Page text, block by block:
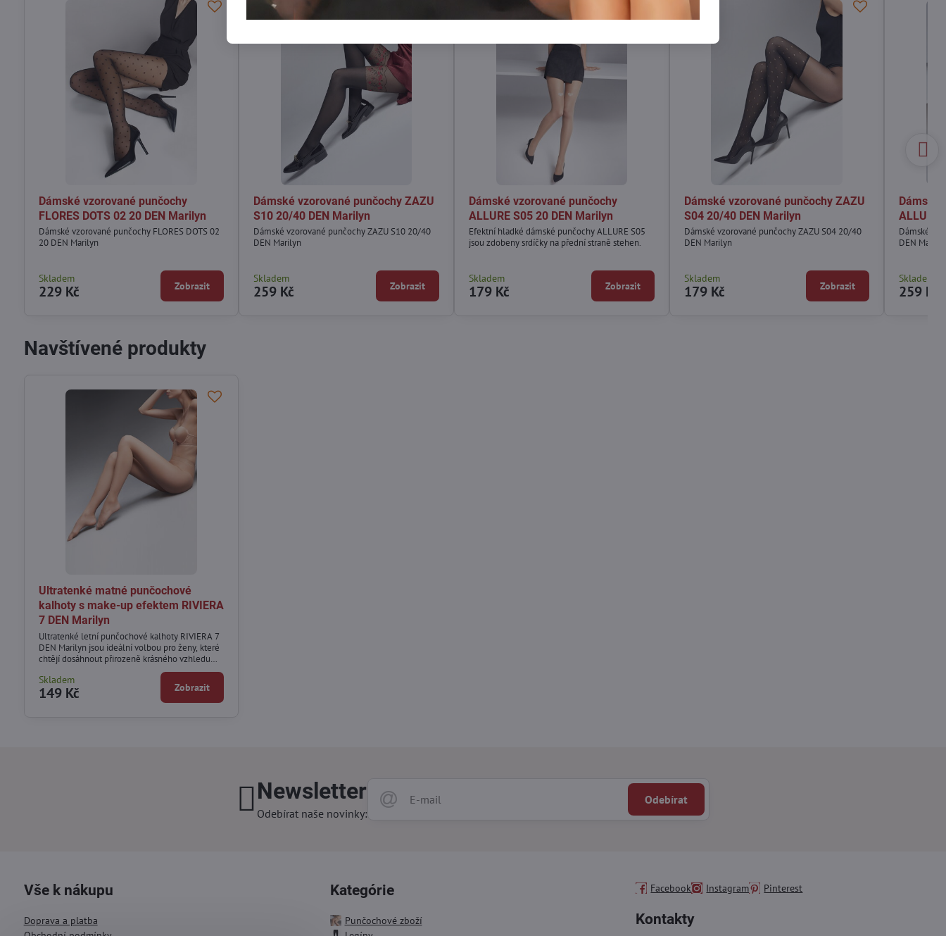
Dámské vzorované punčochy
FLORES DOTS 02 20 DEN Marilyn
Dámské vzorované punčochy FLORES DOTS 02
20 DEN Marilyn
Skladem
229 Kč Zobrazit
Dámské vzorované punčochy ZAZU
S10 20/40 DEN Marilyn
Dámské vzorované punčochy ZAZU S10 20/40
DEN Marilyn
Skladem
259 Kč Zobrazit
Dámské vzorované punčochy
ALLURE S05 20 DEN Marilyn
Efektní hladké dámské punčochy ALLURE S05
jsou zdobeny srdíčky na přední straně stehen.
Skladem
179 Kč Zobrazit
Dámské vzorované punčochy ZAZU
S04 20/40 DEN Marilyn
Dámské vzorované punčochy ZAZU S04 20/40
DEN Marilyn
Skladem
179 Kč Zobrazit
Dámské
ALLURE
Dámské
DEN
Skladem
259 Kč
Navštívené produkty
Ultratenké matné punčochové
kalhoty s make-up efektem RIVIERA
7 DEN Marilyn
Ultratenké letní punčochové kalhoty RIVIERA 7
DEN Marilyn jsou ideální volbou pro ženy, které
chtějí dosáhnout přirozeně krásného vzhledu
Skladem
149 Kč Zobrazit
Newsletter
Odebírat naše novinky:
Odebírat
Vše k nákupu
Doprava a platba
Kategórie
Punčochové zboží
Facebook Instagram Pinterest
Kontakty